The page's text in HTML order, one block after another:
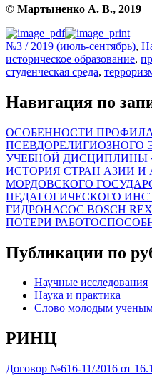
© Мартыненко А. В., 2019
№3 / 2019 (июль-сентябрь),
историческое образование,
студенческая среда,
Навигация по
ОСОБЕННОСТИ
ПСЕВДОРЕЛИГИОЗНОГО
УЧЕБНОЙ ДИСЦИПЛИНЫ
ИСТОРИЯ СТРАН АЗИИ И
МОРДОВСКОГО
ПЕДАГОГИЧЕСКОГО
ГИДРОНАСОС BOSCH
ПОТЕРИ
Публикации по
Научные исследования
Наука и практика
Слово молодым
РИНЦ
Договор №616-11/2016 от